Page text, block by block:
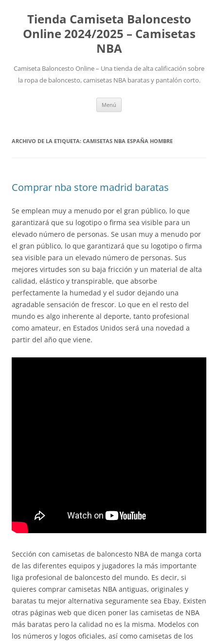
Tienda Camiseta Baloncesto
Online 2024/2025 – Camisetas
NBA
Camiseta Baloncesto Online – Una tienda de alta calificación sobre
la ropa de baloncesto, camisetas NBA baratas y pantalón corto.
Menú
ARCHIVO DE LA ETIQUETA: CAMISETAS NBA ESPAÑA HOMBRE
Comprar nba store madrid baratas
Se emplean muy a menudo por el gran público, lo que
garantizará que su logotipo o firma sea visible para un
elevado número de personas. Se usan muy a menudo por
el gran público, lo que garantizará que su logotipo o firma
sea visible para un elevado número de personas. Sus
mejores virtudes son su baja fricción y un material de alta
calidad, elástico y transpirable, que absorbe
perfectamente la humedad y el sudor dejando una
agradable sensación de frescor. Lo que en el resto del
mundo es algo inherente al deporte, tanto profesional
como amateur, en Estados Unidos será una novedad a
partir del año que viene.
Sección con camisetas de baloncesto NBA de manga corta
de las diferentes equipos y jugadores la más importante
liga profesional de baloncesto del mundo. Es decir, si
quieres comprar camisetas NBA antiguas, originales y
baratas tu mejor alternativa seguramente sea Ebay. Existen
otras páginas web que dicen poner las camisetas de NBA
más baratas pero la calidad no es la misma. Modelos con
los números y logos oficiales, así como camisetas de los